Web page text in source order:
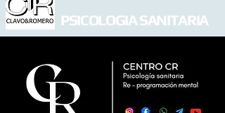
PSICOLOGIA SANITARIA